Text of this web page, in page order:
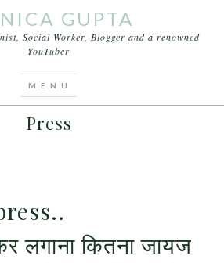
GUPTA
Social Worker, Blogger and a renowned
YouTuber
Press
लगाना कितना जायज